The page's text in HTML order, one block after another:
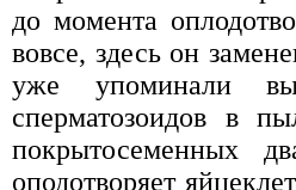
до момента
вовсе, здесь он
уже упоминали
сперматозоидов в
покрытосеменных
оподотворяет